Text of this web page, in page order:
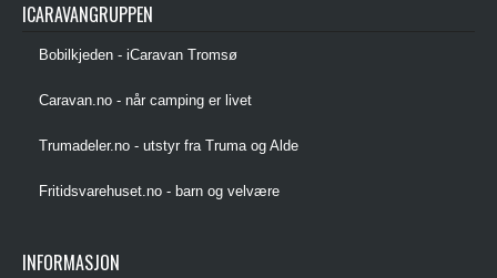
ICARAVANGRUPPEN
Bobilkjeden - iCaravan Tromsø
Caravan.no - når camping er livet
Trumadeler.no - utstyr fra Truma og Alde
Fritidsvarehuset.no - barn og velvære
INFORMASJON